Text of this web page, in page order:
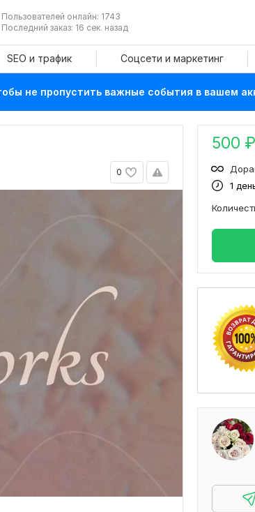
Пользователей онлайн: 1743
Последний заказ: 16 сек. назад
SEO и трафик Соцсети и маркетинг
не пропустить важные события в вашем
0
500 ₽
1